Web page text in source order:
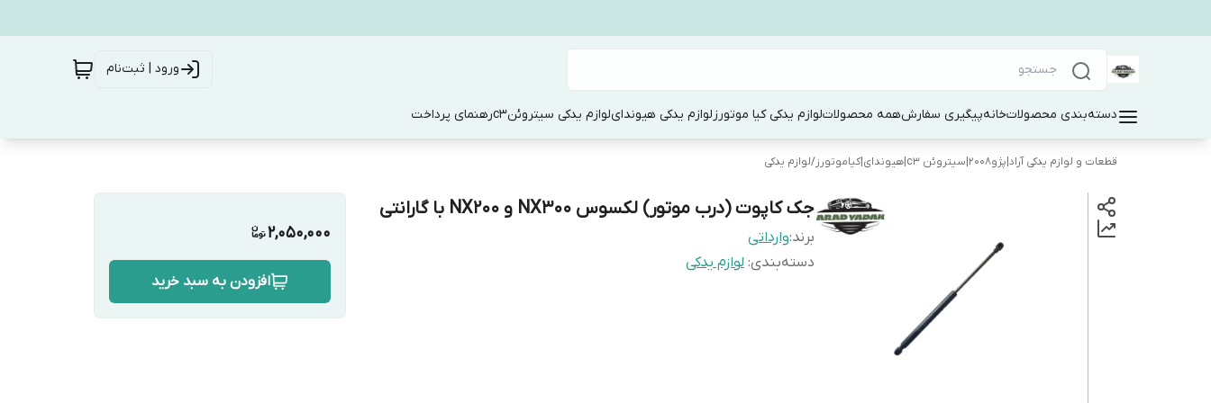
ورود | ثبت‌نام
دسته‌بندی محصولاتخانهپیگیری سفارشهمه محصولاتلوازم یدکی کیا موتورزلوازم یدکی هیوندایلوازم یدکی سیتروئنc3 رهنمای پرداخت
قطعات و لوازم یدکی آراد|پژو۲۰۰۸|سیتروئن c3|هیوندای|کیاموتورز /لوازم یدکی
جک کاپوت (درب موتور) لکسوس NX300 و NX200 با گارانتی
برند:وارداتی
دسته‌بندی: لوازم یدکی
2,050,000
افزودن به سبد خرید